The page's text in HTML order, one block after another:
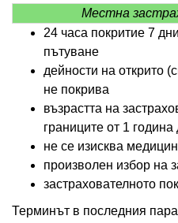
Местна
24 часа покритие 7
пътуване
дейности на открито
не покрива
възрастта на
границите от 1 година
не се изисква
произволен избор на
застрахователното
Терминът в последния